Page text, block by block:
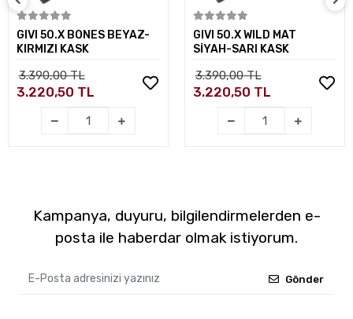
Sepete Ekle
GIVI 50.X BONES BEYAZ-
KIRMIZI KASK
3.390,00 TL
3.220,50 TL
Sepete Ekle
GIVI 50.X WILD MAT
SİYAH-SARI KASK
3.390,00 TL
3.220,50 TL
Kampanya, duyuru, bilgilendirmelerden e-
posta ile haberdar olmak istiyorum.
Gönder